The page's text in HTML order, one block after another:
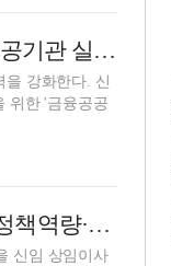
신용보증기금, 영남대와 학술협력 이어간다…'금융공공기관 실무' 정규과정 개강
강화한다. 신
위한 '금융공공
[프로필] 이상창 기술보증기금 상임이사…중기 지원 정책역량·현장경험 보유
신임 상임이사